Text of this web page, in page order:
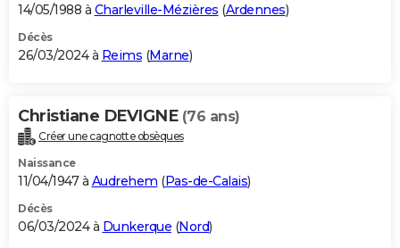
14/05/1988 à Charleville-Mézières (Ardennes)
Décès
26/03/2024 à Reims (Marne)
Christiane DEVIGNE (76 ans)
Créer une cagnotte obsèques
Naissance
11/04/1947 à Audrehem (Pas-de-Calais)
Décès
06/03/2024 à Dunkerque (Nord)